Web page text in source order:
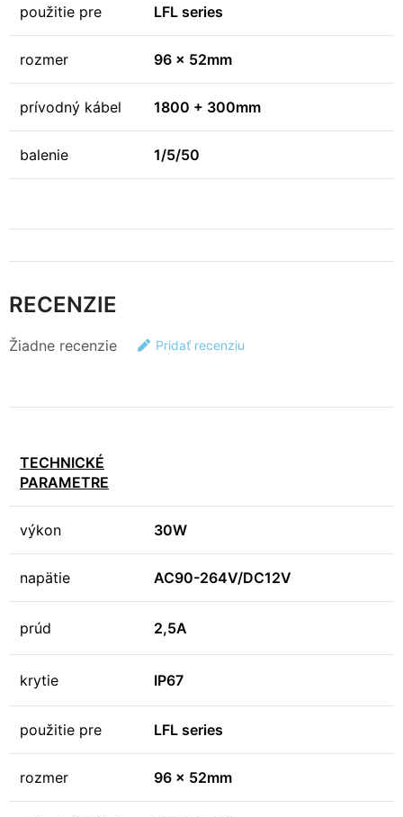
použitie pre LFL series
rozmer 96 x 52mm
prívodný kábel 1800 + 300mm
balenie 1/5/50
RECENZIE
Žiadne recenzie Pridať recenziu
TECHNICKÉ
PARAMETRE
výkon 30W
napätie AC90-264V/DC12V
prúd 2,5A
krytie IP67
použitie pre LFL series
rozmer 96 x 52mm